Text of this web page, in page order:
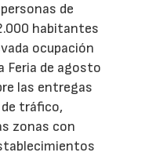
de
habitantes
ocupación
Feria de agosto
las entregas
tráfico,
zonas con